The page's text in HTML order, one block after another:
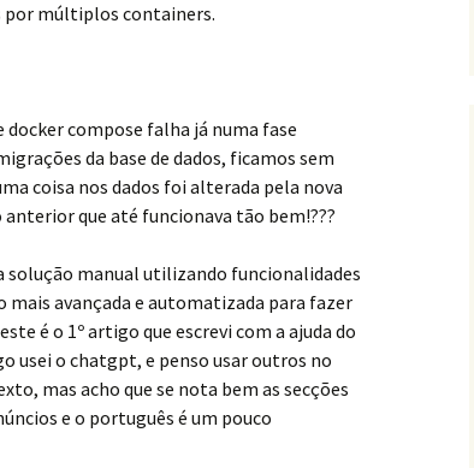
por múltiplos containers.
docker compose falha já numa fase
da base de dados, ficamos sem
coisa nos dados foi alterada pela nova
que até funcionava tão bem!???
manual utilizando funcionalidades
mais avançada e automatizada para fazer
é o 1º artigo que escrevi com a ajuda do
usei o chatgpt, e penso usar outros no
mas acho que se nota bem as secções
e o português é um pouco